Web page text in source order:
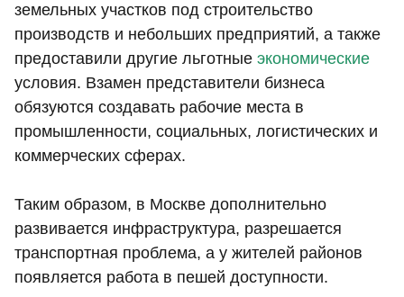
земельных участков под строительство
производств и небольших предприятий, а также
предоставили другие льготные экономические
условия. Взамен представители бизнеса
обязуются создавать рабочие места в
промышленности, социальных, логистических и
коммерческих сферах.
Таким образом, в Москве дополнительно
развивается инфраструктура, разрешается
транспортная проблема, а у жителей районов
появляется работа в пешей доступности.